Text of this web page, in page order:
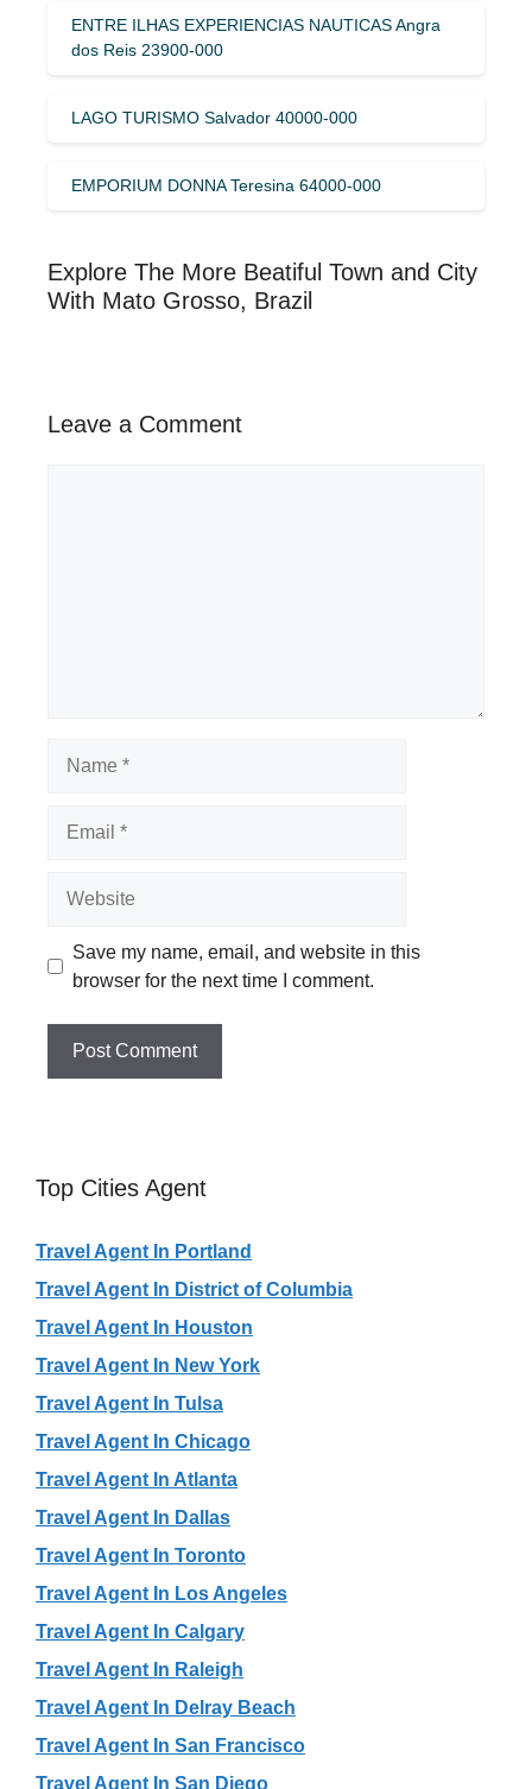
ENTRE ILHAS EXPERIENCIAS NAUTICAS Angra
dos Reis 23900-000
LAGO TURISMO Salvador 40000-000
EMPORIUM DONNA Teresina 64000-000
Explore The More Beatiful Town and City
With Mato Grosso, Brazil
Leave a Comment
Save my name, email, and website in this
browser for the next time I comment.
Top Cities Agent
Travel Agent In Portland
Travel Agent In District of Columbia
Travel Agent In Houston
Travel Agent In New York
Travel Agent In Tulsa
Travel Agent In Chicago
Travel Agent In Atlanta
Travel Agent In Dallas
Travel Agent In Toronto
Travel Agent In Los Angeles
Travel Agent In Calgary
Travel Agent In Raleigh
Travel Agent In Delray Beach
Travel Agent In San Francisco
Travel Agent In San Diego